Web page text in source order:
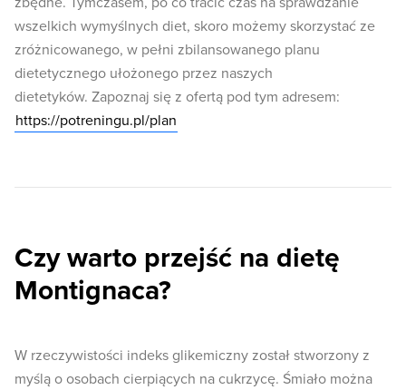
wszelkich wymyślnych diet, skoro możemy skorzystać ze
zróżnicowanego, w pełni zbilansowanego planu
dietetycznego ułożonego przez naszych
dietetyków. Zapoznaj się z ofertą pod tym adresem:
https://potreningu.pl/plan
Czy warto przejść na dietę
Montignaca?
W rzeczywistości indeks glikemiczny został stworzony z
myślą o osobach cierpiących na cukrzycę. Śmiało można